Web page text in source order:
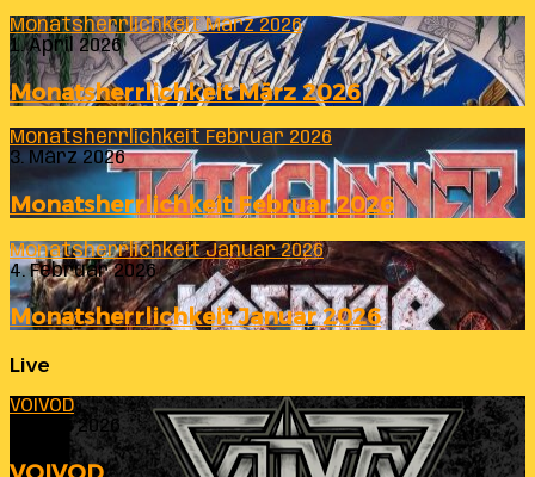
Monatsherrlichkeit März 2026
1. April 2026
Monatsherrlichkeit März 2026
Monatsherrlichkeit Februar 2026
3. März 2026
Monatsherrlichkeit Februar 2026
Monatsherrlichkeit Januar 2026
4. Februar 2026
Monatsherrlichkeit Januar 2026
Live
VOIVOD
23. Juli 2026